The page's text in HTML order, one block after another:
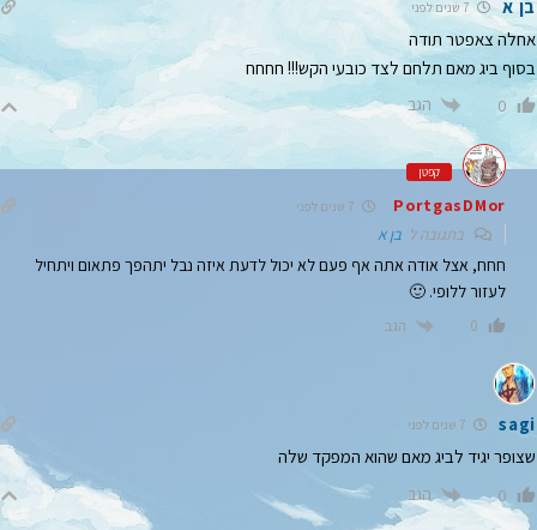
בן א 7 שנים לפני
אחלה צאפטר תודה
בסוף ביג מאם תלחם לצד כובעי הקש!!! חחחח
0 הגב
קפטן
PortgasDMor
בתגובה ל בן א
חחח, אצל אודה אתה אף פעם לא יכול לדעת איזה נבל יתהפך פתאום ויתחיל
לעזור ללופי. 🙂
0 הגב
sagi
שצופר יגיד לביג מאם שהוא המפקד שלה
0 הגב